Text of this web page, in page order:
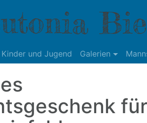
Kinder und Jugend Galerien